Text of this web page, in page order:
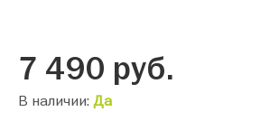
7 490 руб.
В наличии: Да